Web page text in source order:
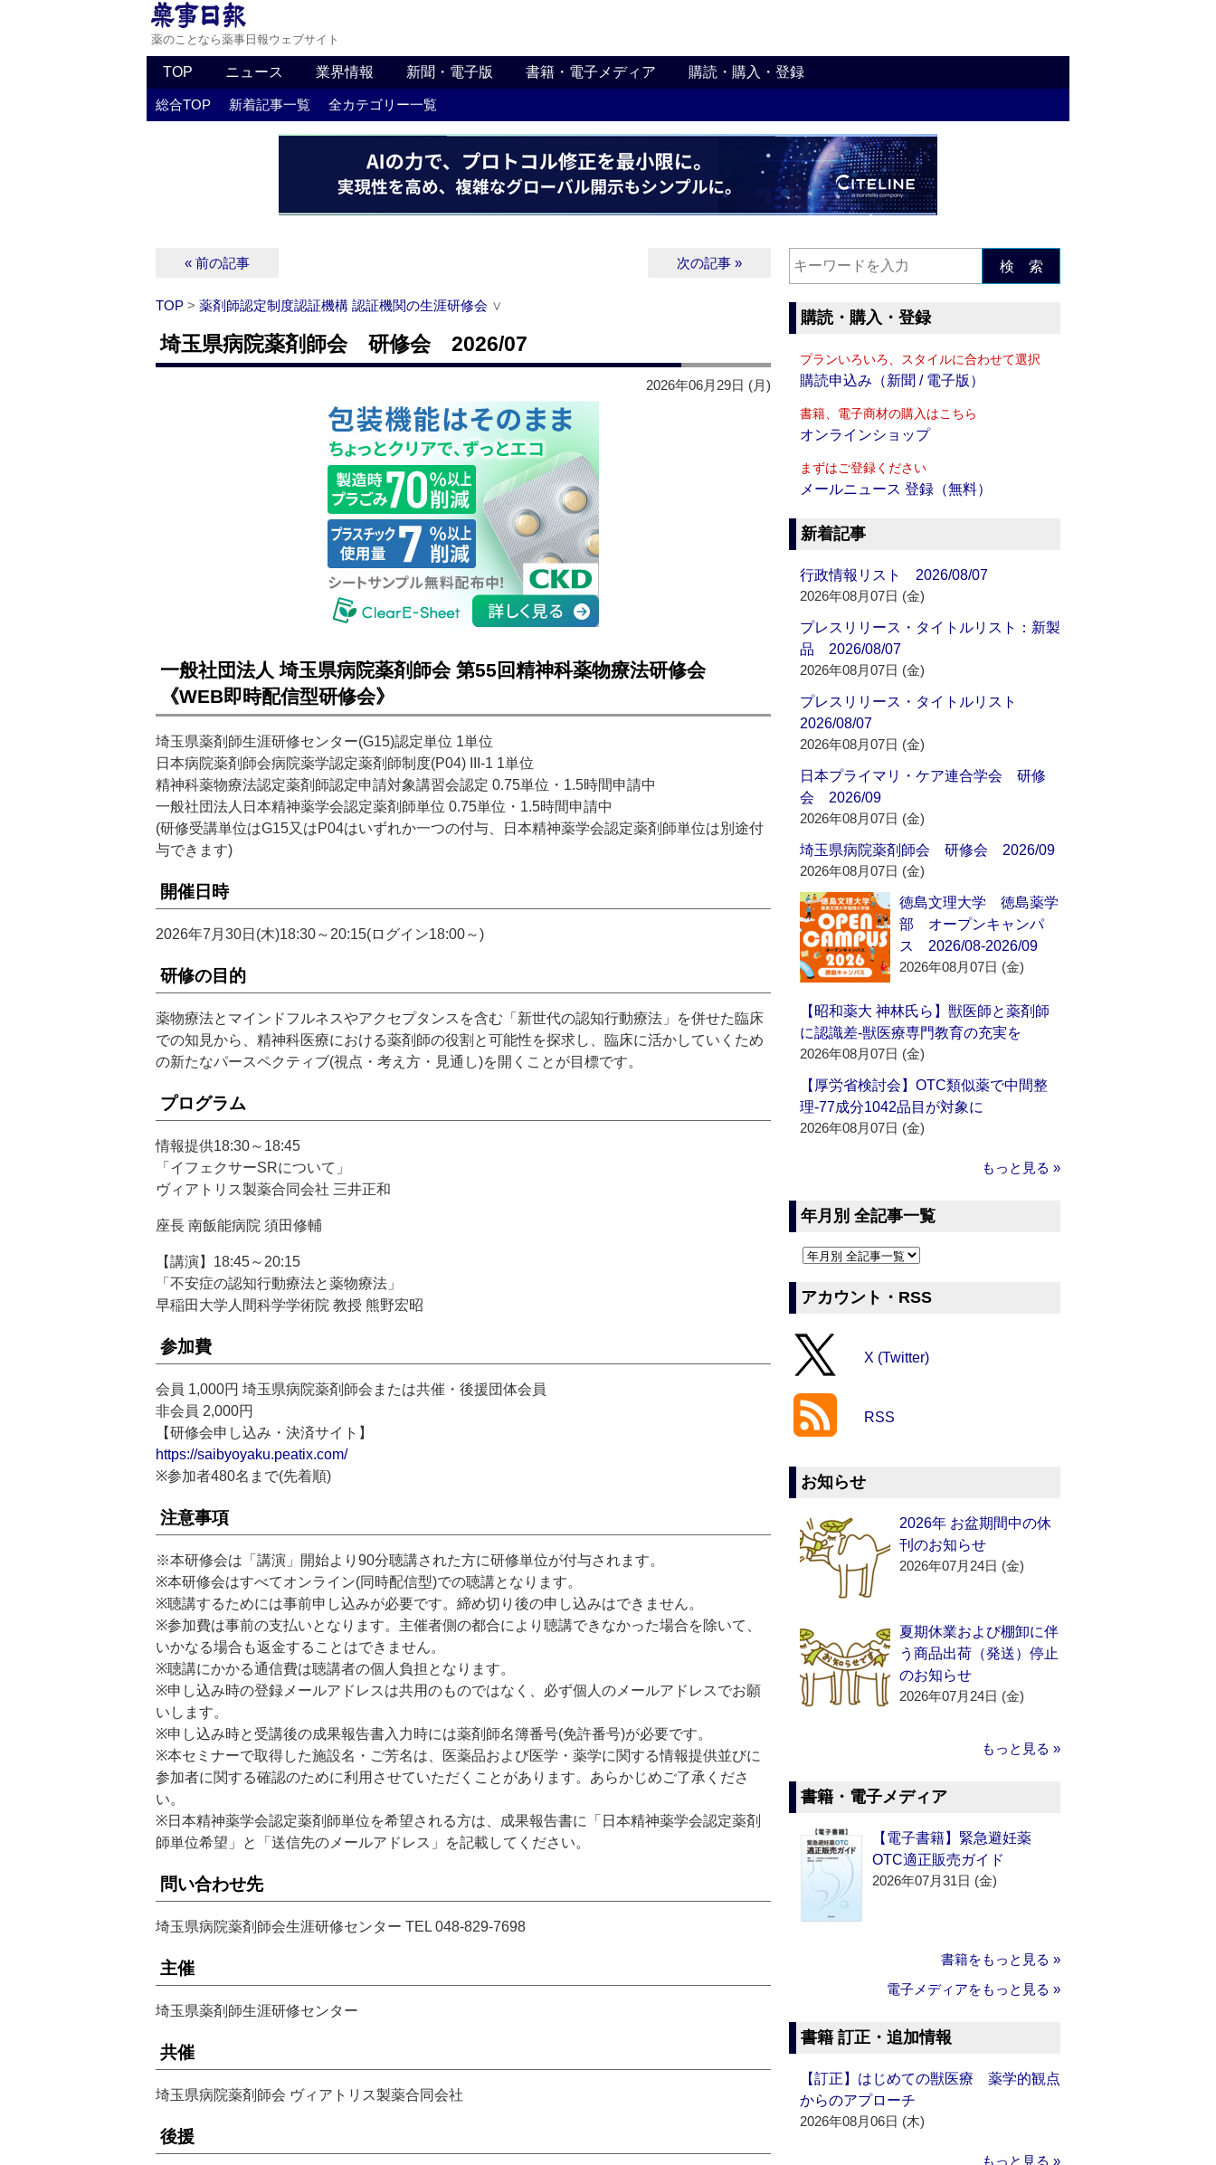
薬のことなら薬事日報ウェブサイト
TOP ニュース 業界情報 新聞・電子版 書籍・電子メディア 購読・購入・登録
総合TOP 新着記事一覧 全カテゴリー一覧
« 前の記事 次の記事 »
TOP > 薬剤師認定制度認証機構 認証機関の生涯研修会 ∨
埼玉県病院薬剤師会 研修会 2026/07
2026年06月29日 (月)
一般社団法人 埼玉県病院薬剤師会 第55回精神科薬物療法研修会
《WEB即時配信型研修会》
埼玉県薬剤師生涯研修センター(G15)認定単位 1単位
日本病院薬剤師会病院薬学認定薬剤師制度(P04) III-1 1単位
精神科薬物療法認定薬剤師認定申請対象講習会認定 0.75単位・1.5時間申請中
一般社団法人日本精神薬学会認定薬剤師単位 0.75単位・1.5時間申請中
(研修受講単位はG15又はP04はいずれか一つの付与、日本精神薬学会認定薬剤師単位は別途付
与できます)
開催日時
2026年7月30日(木)18:30～20:15(ログイン18:00～)
研修の目的
薬物療法とマインドフルネスやアクセプタンスを含む「新世代の認知行動療法」を併せた臨床
での知見から、精神科医療における薬剤師の役割と可能性を探求し、臨床に活かしていくため
の新たなパースペクティブ(視点・考え方・見通し)を開くことが目標です。
プログラム
情報提供18:30～18:45
「イフェクサーSRについて」
ヴィアトリス製薬合同会社 三井正和
座長 南飯能病院 須田修輔
【講演】18:45～20:15
「不安症の認知行動療法と薬物療法」
早稲田大学人間科学学術院 教授 熊野宏昭
参加費
会員 1,000円 埼玉県病院薬剤師会または共催・後援団体会員
非会員 2,000円
【研修会申し込み・決済サイト】
https://saibyoyaku.peatix.com/
※参加者480名まで(先着順)
注意事項
※本研修会は「講演」開始より90分聴講された方に研修単位が付与されます。
※本研修会はすべてオンライン(同時配信型)での聴講となります。
※聴講するためには事前申し込みが必要です。締め切り後の申し込みはできません。
※参加費は事前の支払いとなります。主催者側の都合により聴講できなかった場合を除いて、
いかなる場合も返金することはできません。
※聴講にかかる通信費は聴講者の個人負担となります。
※申し込み時の登録メールアドレスは共用のものではなく、必ず個人のメールアドレスでお願
いします。
※申し込み時と受講後の成果報告書入力時には薬剤師名簿番号(免許番号)が必要です。
※本セミナーで取得した施設名・ご芳名は、医薬品および医学・薬学に関する情報提供並びに
参加者に関する確認のために利用させていただくことがあります。あらかじめご了承くださ
い。
※日本精神薬学会認定薬剤師単位を希望される方は、成果報告書に「日本精神薬学会認定薬剤
師単位希望」と「送信先のメールアドレス」を記載してください。
問い合わせ先
埼玉県病院薬剤師会生涯研修センター TEL 048-829-7698
主催
埼玉県薬剤師生涯研修センター
共催
埼玉県病院薬剤師会 ヴィアトリス製薬合同会社
後援
検 索
購読・購入・登録
プランいろいろ、スタイルに合わせて選択
購読申込み（新聞 / 電子版）
書籍、電子商材の購入はこちら
オンラインショップ
まずはご登録ください
メールニュース 登録（無料）
新着記事
行政情報リスト 2026/08/07
2026年08月07日 (金)
プレスリリース・タイトルリスト：新製
品 2026/08/07
2026年08月07日 (金)
プレスリリース・タイトルリスト
2026/08/07
2026年08月07日 (金)
日本プライマリ・ケア連合学会 研修
会 2026/09
2026年08月07日 (金)
埼玉県病院薬剤師会 研修会 2026/09
2026年08月07日 (金)
徳島文理大学 徳島薬学
部 オープンキャンパ
ス 2026/08-2026/09
2026年08月07日 (金)
【昭和薬大 神林氏ら】獣医師と薬剤師
に認識差‐獣医療専門教育の充実を
2026年08月07日 (金)
【厚労省検討会】OTC類似薬で中間整
理‐77成分1042品目が対象に
2026年08月07日 (金)
もっと見る »
年月別 全記事一覧
アカウント・RSS
X (Twitter)
RSS
お知らせ
2026年 お盆期間中の休
刊のお知らせ
2026年07月24日 (金)
夏期休業および棚卸に伴
う商品出荷（発送）停止
のお知らせ
2026年07月24日 (金)
もっと見る »
書籍・電子メディア
【電子書籍】緊急避妊薬
OTC適正販売ガイド
2026年07月31日 (金)
書籍をもっと見る »
電子メディアをもっと見る »
書籍 訂正・追加情報
【訂正】はじめての獣医療 薬学的観点
からのアプローチ
2026年08月06日 (木)
もっと見る »